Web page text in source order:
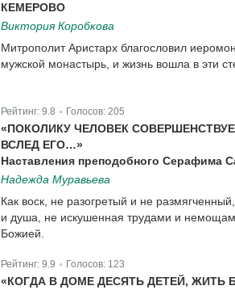
КЕМЕРОВО
Виктория Коробкова
Митрополит Аристарх благословил
мужской монастырь, и жизнь вошла в эти
Рейтинг: 9.8 Голосов: 205
«ПОКОЛИКУ ЧЕЛОВЕК
ВСЛЕД ЕГО…»
Наставления преподобного Серафима
Надежда Муравьева
Как воск, не разогретый и не
и душа, не искушенная трудами и
Божией.
Рейтинг: 9.9 Голосов: 123
«КОГДА В ДОМЕ ДЕСЯТЬ ДЕТЕЙ,